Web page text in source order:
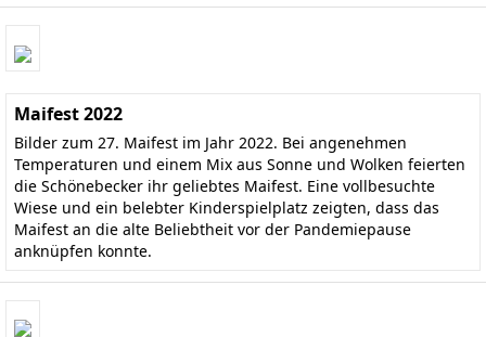
Maifest 2022
Bilder zum 27. Maifest im Jahr 2022. Bei angenehmen
Temperaturen und einem Mix aus Sonne und Wolken feierten
die Schönebecker ihr geliebtes Maifest. Eine vollbesuchte
Wiese und ein belebter Kinderspielplatz zeigten, dass das
Maifest an die alte Beliebtheit vor der Pandemiepause
anknüpfen konnte.